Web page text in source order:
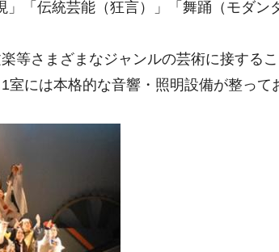
「伝統芸能（狂言）」「舞踊（モダン
等さまざまなジャンルの芸術に接するこ
には本格的な音響・照明設備が整って